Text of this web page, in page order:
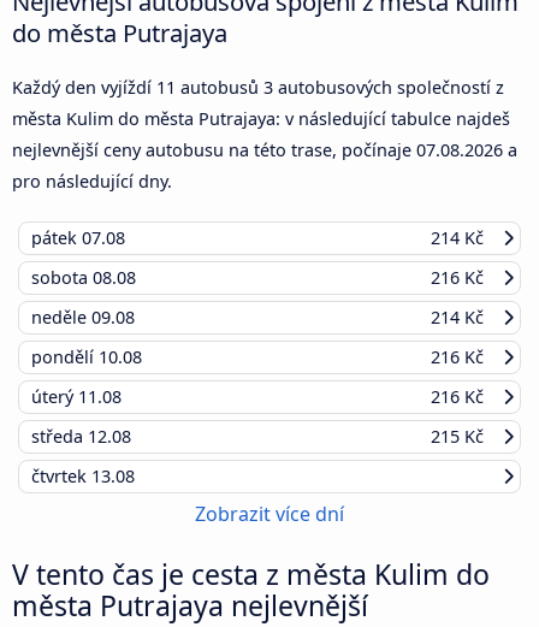
do města Putrajaya
Každý den vyjíždí 11 autobusů 3 autobusových společností z
města Kulim do města Putrajaya: v následující tabulce najdeš
nejlevnější ceny autobusu na této trase, počínaje 07.08.2026 a
pro následující dny.
pátek 07.08
214 Kč
sobota 08.08
216 Kč
neděle 09.08
214 Kč
pondělí 10.08
216 Kč
úterý 11.08
216 Kč
středa 12.08
215 Kč
čtvrtek 13.08
Zobrazit více dní
V tento čas je cesta z města Kulim do
města Putrajaya nejlevnější